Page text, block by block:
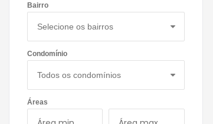
Bairro
Condomínio
Áreas